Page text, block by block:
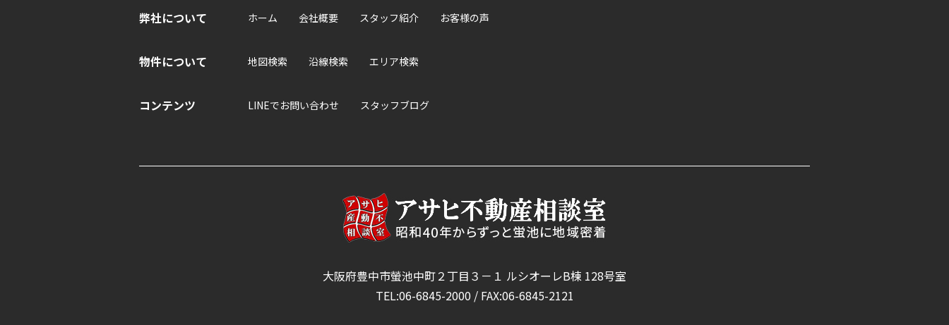
弊社について ホーム 会社概要 スタッフ紹介 お客様の声
物件について 地図検索 沿線検索 エリア検索
コンテンツ LINEでお問い合わせ スタッフブログ
大阪府豊中市螢池中町２丁目３－１ ルシオーレB棟 128号室
TEL:06-6845-2000 / FAX:06-6845-2121